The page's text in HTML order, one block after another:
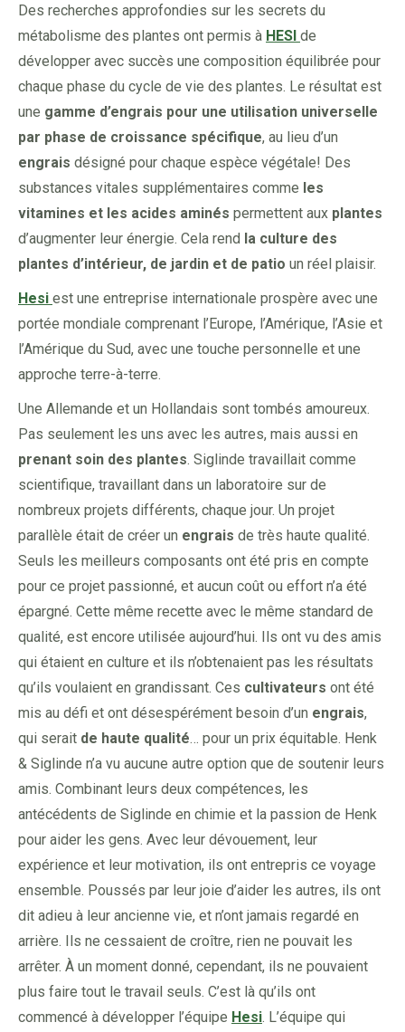
Des recherches approfondies sur les secrets du
métabolisme des plantes ont permis à HESI de
développer avec succès une composition équilibrée pour
chaque phase du cycle de vie des plantes. Le résultat est
une gamme d’engrais pour une utilisation universelle
par phase de croissance spécifique, au lieu d’un
engrais désigné pour chaque espèce végétale! Des
substances vitales supplémentaires comme les
vitamines et les acides aminés permettent aux plantes
d’augmenter leur énergie. Cela rend la culture des
plantes d’intérieur, de jardin et de patio un réel plaisir.
Hesi est une entreprise internationale prospère avec une
portée mondiale comprenant l’Europe, l’Amérique, l’Asie et
l’Amérique du Sud, avec une touche personnelle et une
approche terre-à-terre.
Une Allemande et un Hollandais sont tombés amoureux.
Pas seulement les uns avec les autres, mais aussi en
prenant soin des plantes. Siglinde travaillait comme
scientifique, travaillant dans un laboratoire sur de
nombreux projets différents, chaque jour. Un projet
parallèle était de créer un engrais de très haute qualité.
Seuls les meilleurs composants ont été pris en compte
pour ce projet passionné, et aucun coût ou effort n’a été
épargné. Cette même recette avec le même standard de
qualité, est encore utilisée aujourd’hui. Ils ont vu des amis
qui étaient en culture et ils n’obtenaient pas les résultats
qu’ils voulaient en grandissant. Ces cultivateurs ont été
mis au défi et ont désespérément besoin d’un engrais,
qui serait de haute qualité… pour un prix équitable. Henk
& Siglinde n’a vu aucune autre option que de soutenir leurs
amis. Combinant leurs deux compétences, les
antécédents de Siglinde en chimie et la passion de Henk
pour aider les gens. Avec leur dévouement, leur
expérience et leur motivation, ils ont entrepris ce voyage
ensemble. Poussés par leur joie d’aider les autres, ils ont
dit adieu à leur ancienne vie, et n’ont jamais regardé en
arrière. Ils ne cessaient de croître, rien ne pouvait les
arrêter. À un moment donné, cependant, ils ne pouvaient
plus faire tout le travail seuls. C’est là qu’ils ont
commencé à développer l’équipe Hesi. L’équipe qui